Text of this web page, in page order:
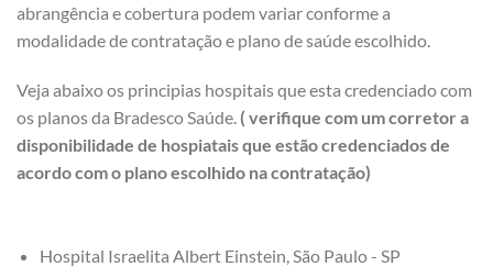
abrangência e cobertura podem variar conforme a
modalidade de contratação e plano de saúde escolhido.
Veja abaixo os principias hospitais que esta credenciado com
os planos da Bradesco Saúde. ( verifique com um corretor a
disponibilidade de hospiatais que estão credenciados de
acordo com o plano escolhido na contratação)
Hospital Israelita Albert Einstein, São Paulo - SP